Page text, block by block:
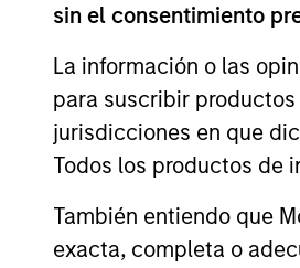
sin el consentimiento
La información o las
para suscribir
jurisdicciones en que
Todos los productos de
También entiendo que
exacta, completa o